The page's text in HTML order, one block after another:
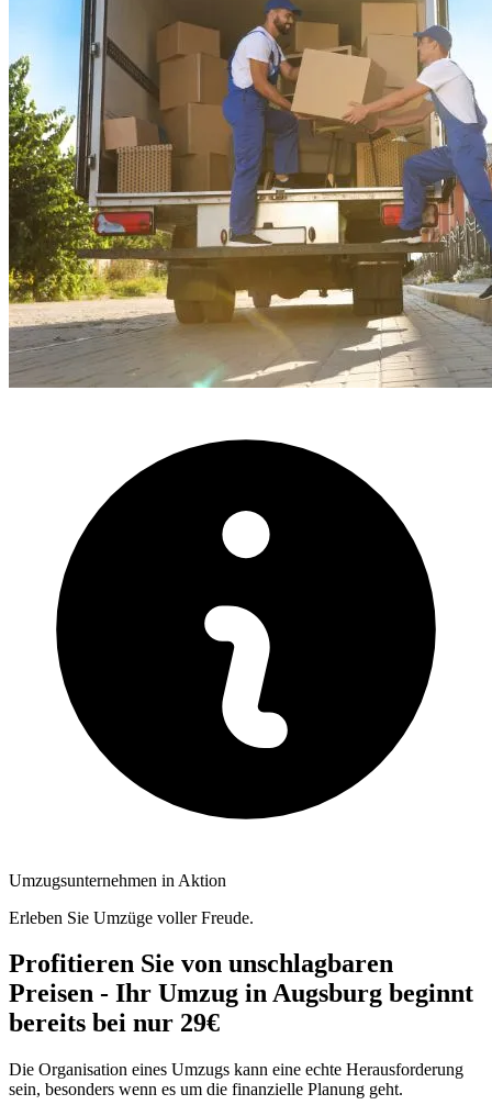
Umzugsunternehmen in Aktion
Erleben Sie Umzüge voller Freude.
Profitieren Sie von unschlagbaren
Preisen - Ihr Umzug in Augsburg beginnt
bereits bei nur 29€
Die Organisation eines Umzugs kann eine echte Herausforderung
sein, besonders wenn es um die finanzielle Planung geht.